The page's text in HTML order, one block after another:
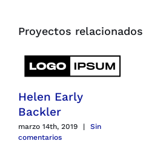
Proyectos relacionados
Helen Early
Backler
marzo 14th, 2019 |
Sin
comentarios